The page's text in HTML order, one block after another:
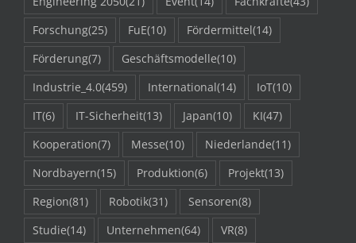
Forschung(25) FuE(10) Fördermittel(14)
Förderung(7) Geschäftsmodelle(10)
Industrie_4.0(459) International(14) IoT(10)
IT(6) IT-Sicherheit(13) Japan(10) KI(47)
Kooperation(7) Messe(10) Niederlande(11)
Nordbayern(15) Produktion(6) Projekt(13)
Region(81) Robotik(31) Sensoren(8)
Studie(14) Unternehmen(64) VR(8)